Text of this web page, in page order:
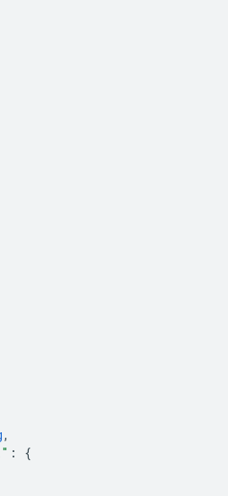
,
: {